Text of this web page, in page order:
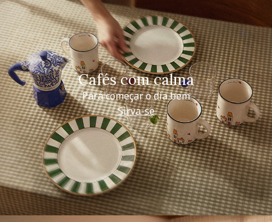
Cafés com calma
Para começar o dia bem
Sirva-se